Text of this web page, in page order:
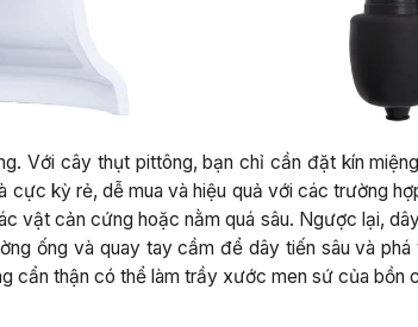
Với cây thụt pittông, bạn chỉ cần đặt kín
kỳ rẻ, dễ mua và hiệu quả với các trường
vật cản cứng hoặc nằm quá sâu. Ngược lại,
ống và quay tay cầm để dây tiến sâu và
cẩn thận có thể làm trầy xước men sứ của bồn